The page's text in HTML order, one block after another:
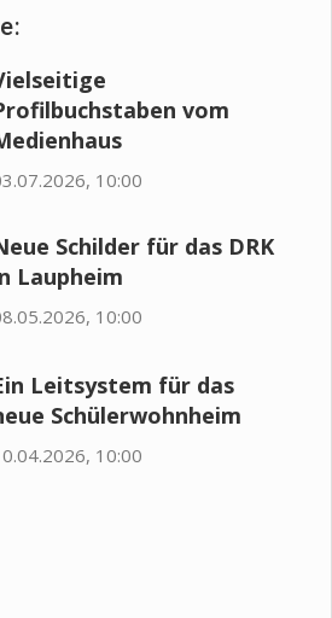
vom
10:00
Schilder für das DRK
Laupheim
10:00
Leitsystem für das
Schülerwohnheim
10:00